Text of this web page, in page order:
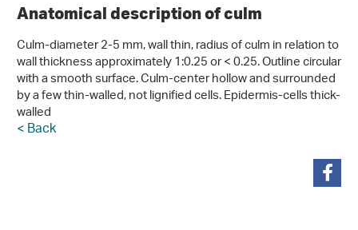
Anatomical description of culm
Culm-diameter 2-5 mm, wall thin, radius of culm in relation to
wall thickness approximately 1:0.25 or < 0.25. Outline circular
with a smooth surface. Culm-center hollow and surrounded
by a few thin-walled, not lignified cells. Epidermis-cells thick-
walled
< Back